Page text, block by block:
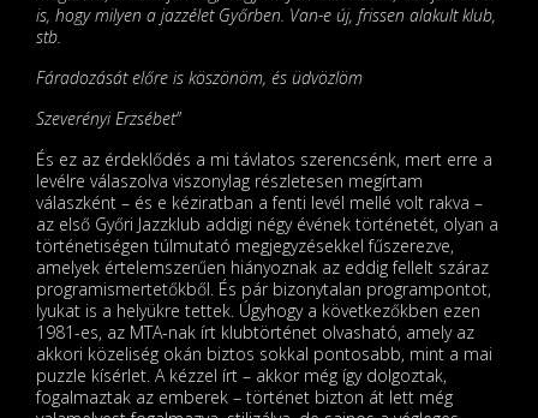
is, hogy milyen a jazzélet Győrben. Van-e új, frissen alakult klub,
stb.
Fáradozását előre is köszönöm, és üdvözlöm
Szeverényi Erzsébet”
És ez az érdeklődés a mi távlatos szerencsénk, mert erre a
levélre válaszolva viszonylag részletesen megírtam
válaszként – és e kéziratban a fenti levél mellé volt rakva –
az első Győri Jazzklub addigi négy évének történetét, olyan a
történetiségen túlmutató megjegyzésekkel fűszerezve,
amelyek értelemszerűen hiányoznak az eddig fellelt száraz
programismertetőkből. És pár bizonytalan programpontot,
lyukat is a helyükre tettek. Úgyhogy a következőkben ezen
1981-es, az MTA-nak írt klubtörténet olvasható, amely az
akkori közeliség okán biztos sokkal pontosabb, mint a mai
puzzle kísérlet. A kézzel írt – akkor még így dolgoztak,
fogalmaztak az emberek – történet bizton át lett még